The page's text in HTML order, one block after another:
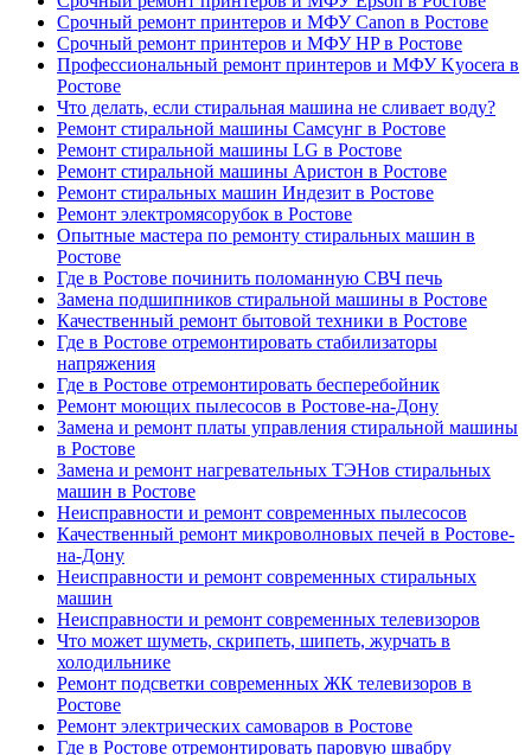
Срочный ремонт принтеров и МФУ Canon в Ростове
Срочный ремонт принтеров и МФУ HP в Ростове
Профессиональный ремонт принтеров и МФУ Kyocera в
Ростове
Что делать, если стиральная машина не сливает воду?
Ремонт стиральной машины Самсунг в Ростове
Ремонт стиральной машины LG в Ростове
Ремонт стиральной машины Аристон в Ростове
Ремонт стиральных машин Индезит в Ростове
Ремонт электромясорубок в Ростове
Опытные мастера по ремонту стиральных машин в
Ростове
Где в Ростове починить поломанную СВЧ печь
Замена подшипников стиральной машины в Ростове
Качественный ремонт бытовой техники в Ростове
Где в Ростове отремонтировать стабилизаторы
напряжения
Где в Ростове отремонтировать бесперебойник
Ремонт моющих пылесосов в Ростове-на-Дону
Замена и ремонт платы управления стиральной машины
в Ростове
Замена и ремонт нагревательных ТЭНов стиральных
машин в Ростове
Неисправности и ремонт современных пылесосов
Качественный ремонт микроволновых печей в Ростове-
на-Дону
Неисправности и ремонт современных стиральных
машин
Неисправности и ремонт современных телевизоров
Что может шуметь, скрипеть, шипеть, журчать в
холодильнике
Ремонт подсветки современных ЖК телевизоров в
Ростове
Ремонт электрических самоваров в Ростове
Где в Ростове отремонтировать паровую швабру